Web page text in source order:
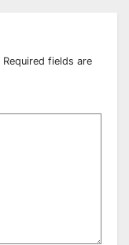
Required fields are